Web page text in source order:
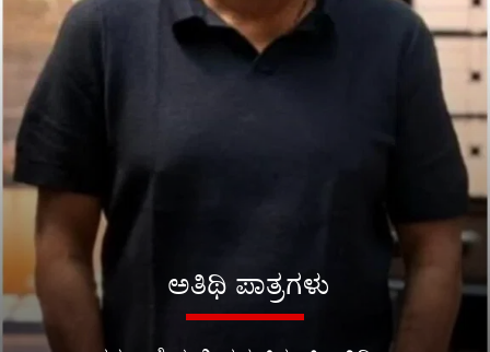
ಅತಿಥಿ ಪಾತ್ರಗಳು